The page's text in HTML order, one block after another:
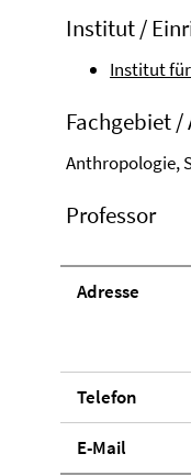
Institut /
Institut
Fachgebiet
Anthropologie,
Professor
Adresse
Telefon
E-Mail